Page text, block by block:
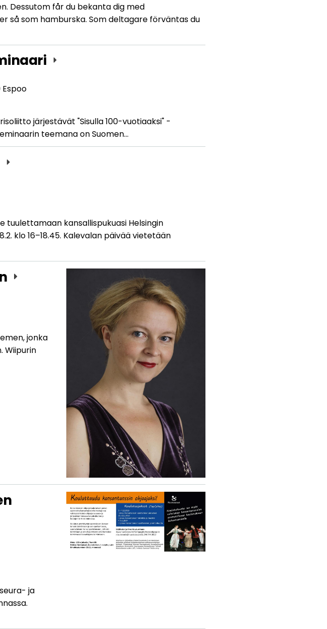
Dessutom får du bekanta dig med
så som hamburska. Som deltagare förväntas du
Espoo
järjestävät "Sisulla 100-vuotiaaksi" -
teemana on Suomen…
tuulettamaan kansallispukuasi Helsingin
klo 16–18.45. Kalevalan päivää vietetään
jonka
Wiipurin
ja